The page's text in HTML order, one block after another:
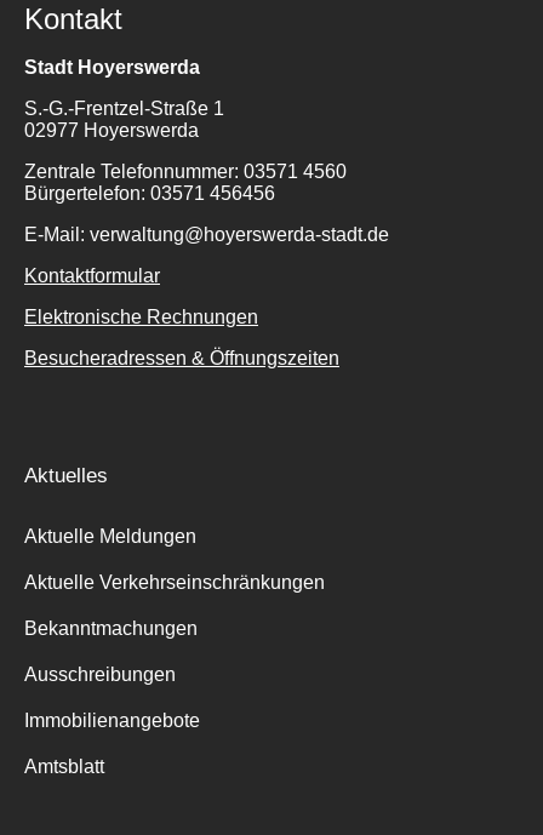
Kontakt
Stadt Hoyerswerda
S.-G.-Frentzel-Straße 1
02977 Hoyerswerda
Zentrale Telefonnummer: 03571 4560
Bürgertelefon: 03571 456456
E-Mail: verwaltung@hoyerswerda-stadt.de
Kontaktformular
Elektronische Rechnungen
Besucheradressen & Öffnungszeiten
Aktuelles
Aktuelle Meldungen
Aktuelle Verkehrseinschränkungen
Bekanntmachungen
Ausschreibungen
Immobilienangebote
Amtsblatt